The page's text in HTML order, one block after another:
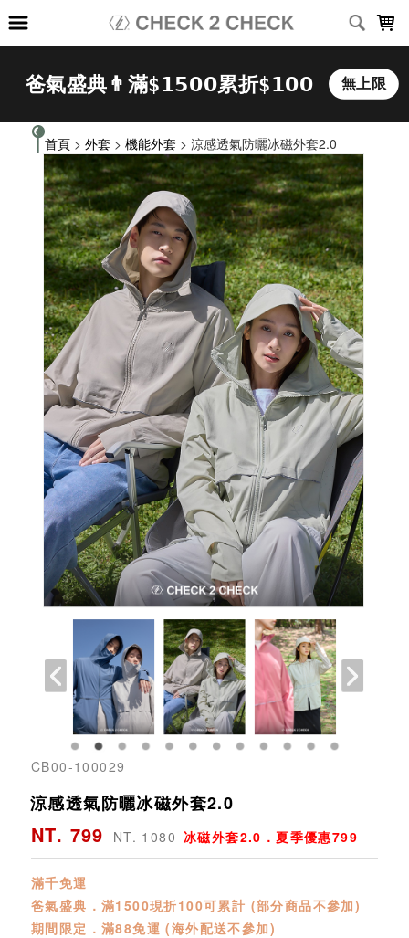
首頁 > 外套 > 機能外套 > 涼感透氣防曬冰磁外套2.0
CB00-100029
涼感透氣防曬冰磁外套2.0
NT. 799 NT. 1080 冰磁外套2.0．夏季優惠799
滿千免運
爸氣盛典．滿1500現折100可累計 (部分商品不參加)
期間限定．滿88免運 (海外配送不參加)